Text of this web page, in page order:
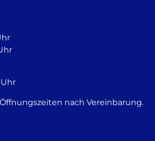
nach Vereinbarung.